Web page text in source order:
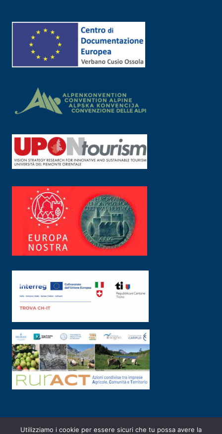
Utilizziamo i cookie per essere sicuri che tu possa avere la